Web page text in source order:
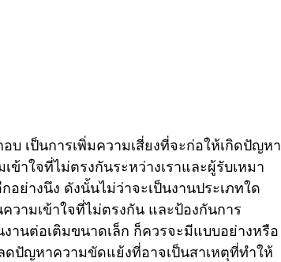
เป็นการเพิ่มความเสี่ยงที่จะก่อให้เกิดปัญหา
ข้าใจที่ไม่ตรงกันระหว่างเราและผู้รับเหมา
อย่างนึง ดังนั้นไม่ว่าจะเป็นงานประเภทใด
วามเข้าใจที่ไม่ตรงกัน และป้องกันการ
านต่อเติมขนาดเล็ก ก็ควรจะมีแบบอย่างหรือ
ปัญหาความขัดแย้งที่อาจเป็นสาเหตุที่ทำให้